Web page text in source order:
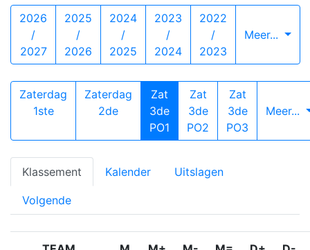
2026
/
2027
2025
/
2026
2024
/
2025
2023
/
2024
2022
/
2023
Meer...
Zaterdag
1ste
Zaterdag
2de
Zat
3de
PO1
Zat
3de
PO2
Zat
3de
PO3
Meer...
Klassement Kalender Uitslagen
Volgende